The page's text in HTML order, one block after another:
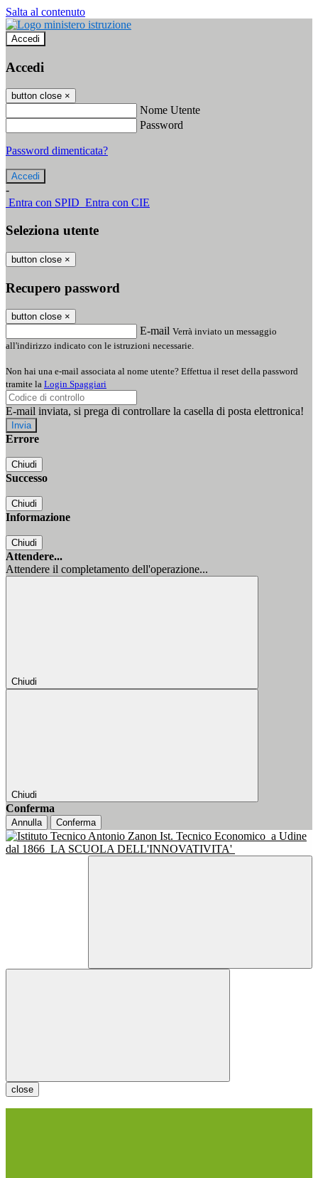
Salta al contenuto
Accedi
Accedi
button close ×
Nome Utente
Password
Password dimenticata?
-
Entra con SPID Entra con CIE
Seleziona utente
button close ×
Recupero password
button close ×
E-mail Verrà inviato un messaggio
all'indirizzo indicato con le istruzioni necessarie.
Non hai una e-mail associata al nome utente? Effettua il reset della password
tramite la Login Spaggiari
E-mail inviata, si prega di controllare la casella di posta elettronica!
Errore
Chiudi
Successo
Chiudi
Informazione
Chiudi
Attendere...
Attendere il completamento dell'operazione...
Chiudi
Chiudi
Conferma
Annulla Conferma
Ist. Tecnico Economico a Udine
dal 1866 LA SCUOLA DELL'INNOVATIVITA'
close